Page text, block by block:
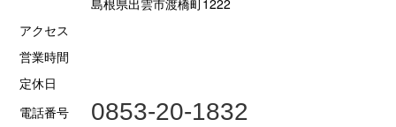
島根県出雲市渡橋町1222
アクセス
営業時間
定休日
電話番号
0853-20-1832